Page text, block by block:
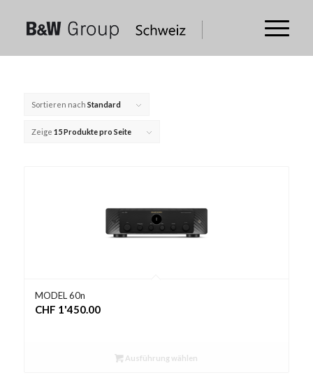
Sortieren nach Standard
Zeige 15 Produkte pro Seite
MODEL 60n
CHF 1'450.00
Ausführung wählen